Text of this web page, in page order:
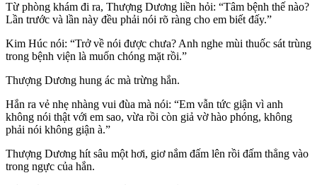
Từ phòng khám đi ra, Thượng Dương liền hỏi: “Tâm bệnh thế nào?
Lần trước và lần này đều phải nói rõ ràng cho em biết đấy.”
Kim Húc nói: “Trở về nói được chưa? Anh nghe mùi thuốc sát trùng
trong bệnh viện là muốn chóng mặt rồi.”
Thượng Dương hung ác mà trừng hắn.
Hắn ra vẻ nhẹ nhàng vui đùa mà nói: “Em vẫn tức giận vì anh
không nói thật với em sao, vừa rồi còn giả vờ hào phóng, không
phải nói không giận à.”
Thượng Dương hít sâu một hơi, giơ nắm đấm lên rồi đấm thẳng vào
trong ngực của hắn.